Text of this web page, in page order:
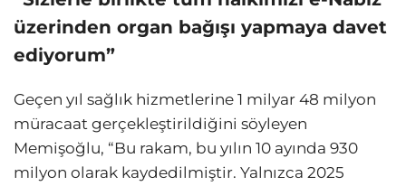
üzerinden organ bağışı yapmaya davet
ediyorum”
Geçen yıl sağlık hizmetlerine 1 milyar 48 milyon
müracaat gerçekleştirildiğini söyleyen
Memişoğlu, “Bu rakam, bu yılın 10 ayında 930
milyon olarak kaydedilmiştir. Yalnızca 2025